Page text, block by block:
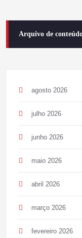
Arquivo de
agosto 2026
julho 2026
junho 2026
maio 2026
abril 2026
março 2026
fevereiro 2026